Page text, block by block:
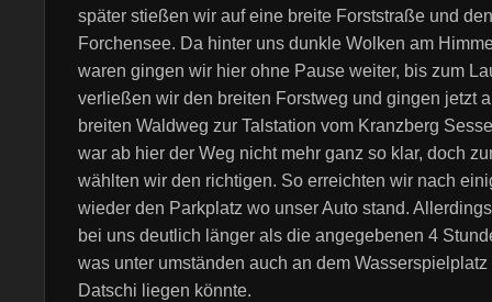
später stießen wir auf eine breite Forststraße und den
Forchensee. Da hinter uns dunkle Wolken am
waren gingen wir hier ohne Pause weiter, bis zum
verließen wir den breiten Forstweg und gingen jetzt
breiten Waldweg zur Talstation vom Kranzberg
war ab hier der Weg nicht mehr ganz so klar, doch
wählten wir den richtigen. So erreichten wir nach
wieder den Parkplatz wo unser Auto stand.
bei uns deutlich länger als die angegebenen 4
was unter umständen auch an dem Wasserspielplatz
Datschi liegen könnte.